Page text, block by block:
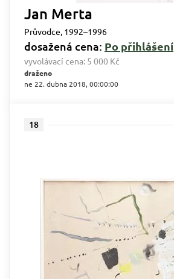
Jan Merta
Průvodce, 1992–1996
dosažená cena: Po přihlášení
vyvolávací cena: 5 000 Kč
draženo
ne 22. dubna 2018, 00:00:00
18